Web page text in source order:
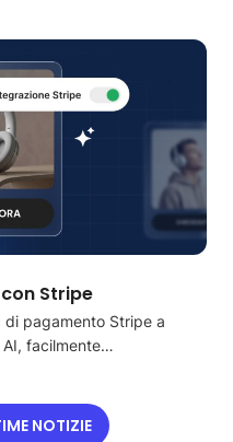
Stripe
pagamento Stripe a
AI, facilmente…
NOTIZIE